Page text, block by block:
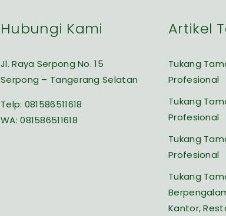
Hubungi Kami
Jl. Raya Serpong No. 15
Serpong – Tangerang Selatan
Telp: 081586511618
WA:081586511618
Artikel
Tukang
Profesional
Tukang
Profesional
Tukang
Profesional
Tukang
Kantor,